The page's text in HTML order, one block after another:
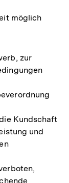
möglich
zur
Kundschaft
und